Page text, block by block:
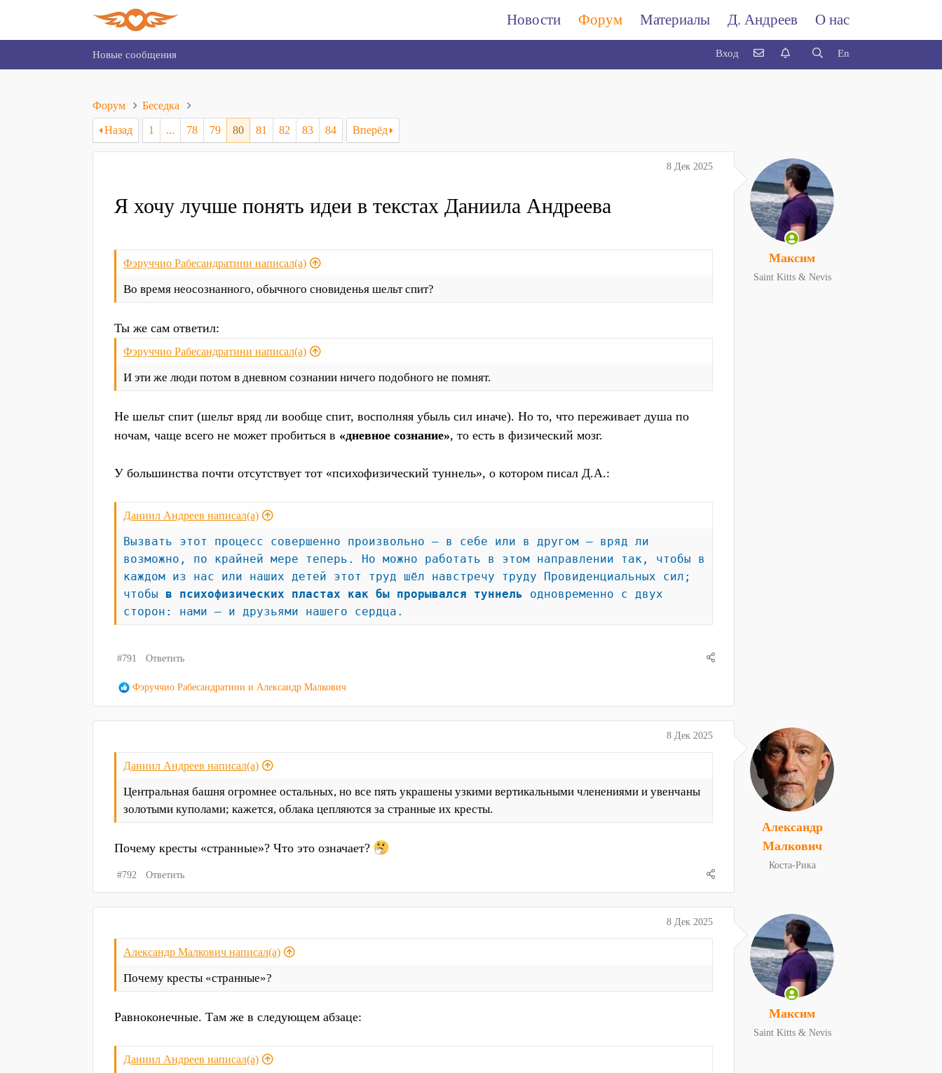
Новости Форум Материалы Д. Андреев О нас
Новые сообщения En
Вход
Форум Беседка
Назад 1 ... 78 79 80 81 82 83 84 Вперёд
8 Дек 2025
Я хочу лучше понять идеи в текстах Даниила Андреева
Фэруччио Рабесандратини написал(а)
Во время неосознанного, обычного сновиденья шельт спит?
Ты же сам ответил:
Фэруччио Рабесандратини написал(а)
И эти же люди потом в дневном сознании ничего подобного не помнят.
Не шельт спит (шельт вряд ли вообще спит, восполняя убыль сил иначе). Но то, что переживает душа по
ночам, чаще всего не может пробиться в «дневное сознание», то есть в физический мозг.
У большинства почти отсутствует тот «психофизический туннель», о котором писал Д.А.:
Даниил Андреев написал(а)
Вызвать этот процесс совершенно произвольно — в себе или в другом — вряд ли
возможно, по крайней мере теперь. Но можно работать в этом направлении так, чтобы в
каждом из нас или наших детей этот труд шёл навстречу труду Провиденциальных сил;
чтобы в психофизических пластах как бы прорывался туннель одновременно с двух
сторон: нами — и друзьями нашего сердца.
#791 Ответить
Р
:
Фэруччио Рабесандратини и Александр Малкович
Максим
Saint Kitts & Nevis
8 Дек 2025
Даниил Андреев написал(а)
Центральная башня огромнее остальных, но все пять украшены узкими вертикальными членениями и увенчаны
золотыми куполами; кажется, облака цепляются за странные их кресты.
Почему кресты «странные»? Что это означает?
#792 Ответить
Александр
Малкович
Коста-Рика
8 Дек 2025
Александр Малкович написал(а)
Почему кресты «странные»?
Равноконечные. Там же в следующем абзаце:
Даниил Андреев написал(а)
Максим
Saint Kitts & Nevis